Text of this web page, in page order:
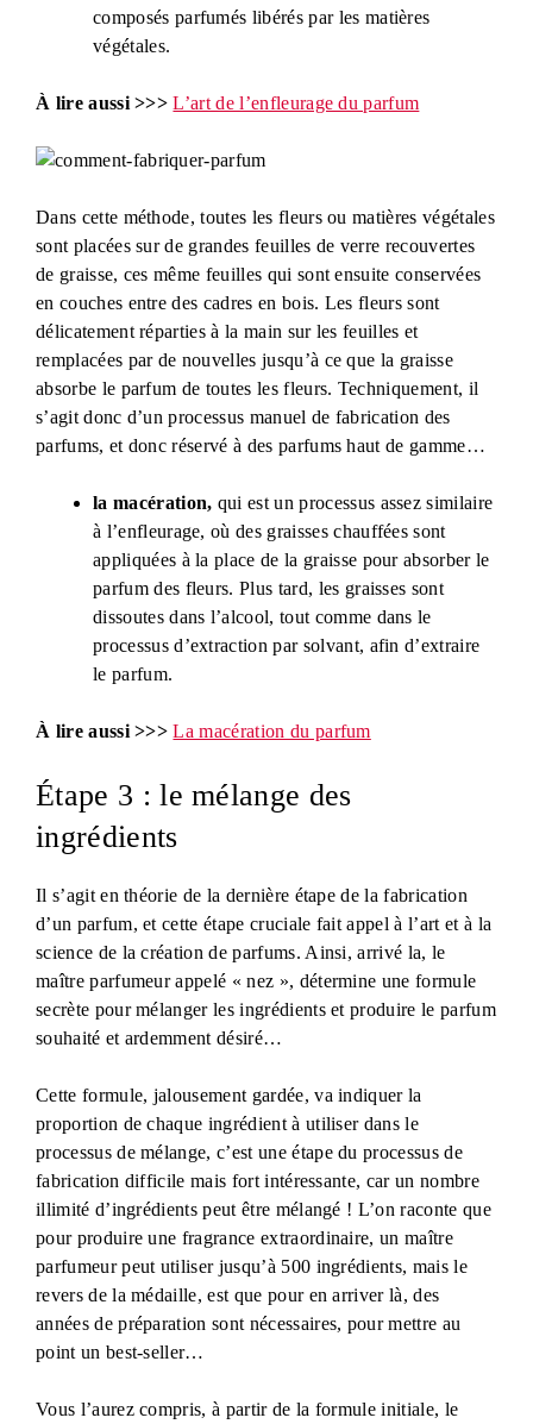
composés parfumés libérés par les matières
végétales.
À lire aussi >>> L’art de l’enfleurage du parfum
Dans cette méthode, toutes les fleurs ou matières végétales
sont placées sur de grandes feuilles de verre recouvertes
de graisse, ces même feuilles qui sont ensuite conservées
en couches entre des cadres en bois. Les fleurs sont
délicatement réparties à la main sur les feuilles et
remplacées par de nouvelles jusqu’à ce que la graisse
absorbe le parfum de toutes les fleurs. Techniquement, il
s’agit donc d’un processus manuel de fabrication des
parfums, et donc réservé à des parfums haut de gamme…
la macération, qui est un processus assez similaire
à l’enfleurage, où des graisses chauffées sont
appliquées à la place de la graisse pour absorber le
parfum des fleurs. Plus tard, les graisses sont
dissoutes dans l’alcool, tout comme dans le
processus d’extraction par solvant, afin d’extraire
le parfum.
À lire aussi >>> La macération du parfum
Étape 3 : le mélange des
ingrédients
Il s’agit en théorie de la dernière étape de la fabrication
d’un parfum, et cette étape cruciale fait appel à l’art et à la
science de la création de parfums. Ainsi, arrivé la, le
maître parfumeur appelé « nez », détermine une formule
secrète pour mélanger les ingrédients et produire le parfum
souhaité et ardemment désiré…
Cette formule, jalousement gardée, va indiquer la
proportion de chaque ingrédient à utiliser dans le
processus de mélange, c’est une étape du processus de
fabrication difficile mais fort intéressante, car un nombre
illimité d’ingrédients peut être mélangé ! L’on raconte que
pour produire une fragrance extraordinaire, un maître
parfumeur peut utiliser jusqu’à 500 ingrédients, mais le
revers de la médaille, est que pour en arriver là, des
années de préparation sont nécessaires, pour mettre au
point un best-seller…
Vous l’aurez compris, à partir de la formule initiale, le